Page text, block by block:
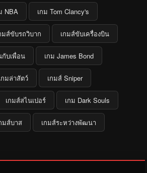
NBA เกม Tom Clancy's
มส์ขับรถวิบาก เกมส์ขับเครื่องบิน
กับเพื่อน เกม James Bond
กมล่าสัตว์ เกมส์ Sniper
เกมส์สไนเปอร์ เกม Dark Souls
มส์บาส เกมส์ระหว่างพัฒนา